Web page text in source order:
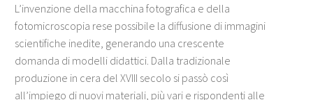
L’invenzione della macchina fotografica e della
fotomicroscopia rese possibile la diffusione di immagini
scientifiche inedite, generando una crescente
domanda di modelli didattici. Dalla tradizionale
produzione in cera del XVIII secolo si passò così
all’impiego di nuovi materiali, più vari e rispondenti alle